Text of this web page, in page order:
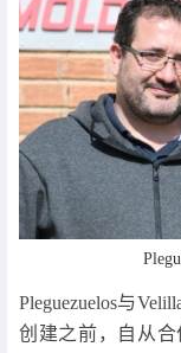
Pleguezuelos与
创建之前，自从合